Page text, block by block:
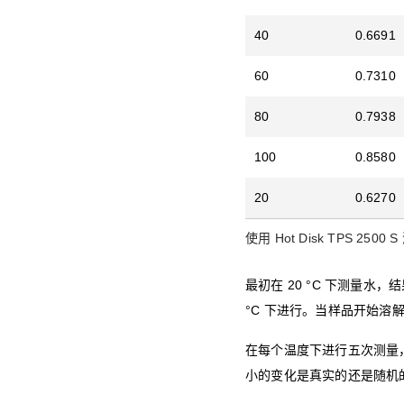
使用 Hot Disk TPS 2500 S
40 0.6691
60 0.7310
80 0.7938
100 0.8580
20 0.6270
最初在 20 °C 下测量水，
°C 下进行。当样品开始溶
在每个温度下进行五次测
小的变化是真实的还是随